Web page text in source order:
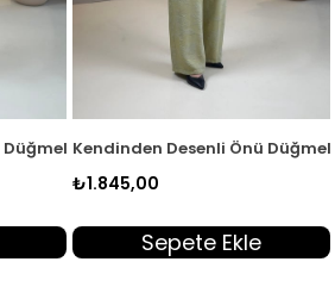
263170
Kadın İkili Takım Kahverengi
Önü Düğmeli Tunik ve Pantolon
Ekle
Kendinden Desenli
Sepete